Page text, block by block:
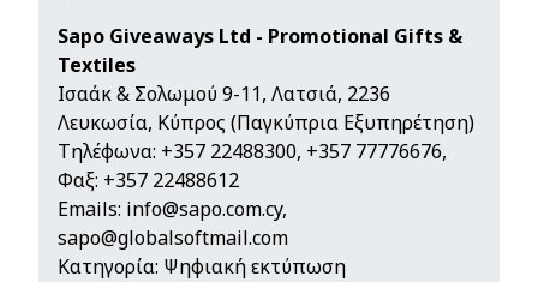
Sapo Giveaways Ltd - Promotional Gifts &
Textiles
Ισαάκ & Σολωμού 9-11, Λατσιά, 2236
Λευκωσία, Κύπρος (Παγκύπρια Εξυπηρέτηση)
Τηλέφωνα: +357 22488300, +357 77776676,
Φαξ: +357 22488612
Emails: info@sapo.com.cy,
sapo@globalsoftmail.com
Κατηγορία: Ψηφιακή εκτύπωση